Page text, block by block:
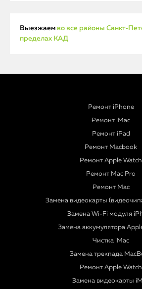
Выезжаем во все районы
пределах КАД
Ремонт iPhone
Ремонт iMac
Ремонт iPad
Ремонт Macbook
Ремонт Apple Watch
Ремонт Mac Pro
Ремонт Mac
Замена видеокарты
Замена Wi-Fi модуля
Замена аккумулятора
Чистка iMac
Замена трекпада
Ремонт Apple Watch
Замена видеокарты